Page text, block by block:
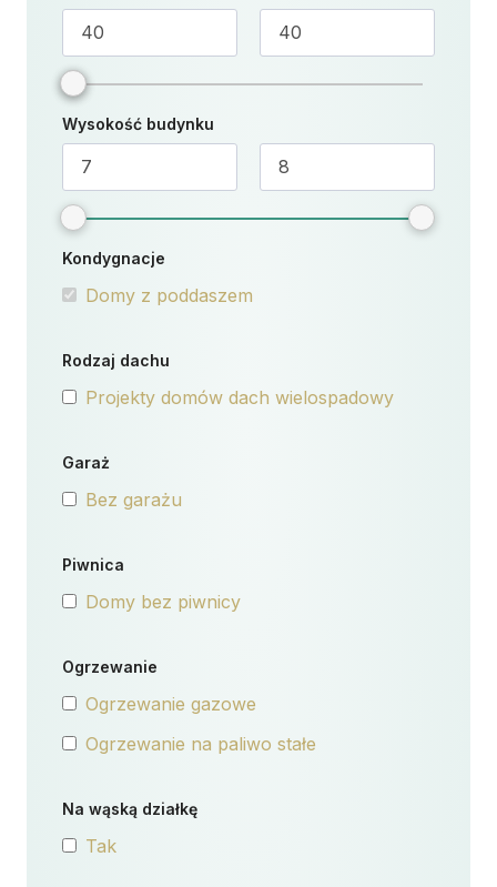
Wysokość budynku
Kondygnacje
Domy z poddaszem
Rodzaj dachu
Projekty domów dach wielospadowy
Garaż
Bez garażu
Piwnica
Domy bez piwnicy
Ogrzewanie
Ogrzewanie gazowe
Ogrzewanie na paliwo stałe
Na wąską działkę
Tak